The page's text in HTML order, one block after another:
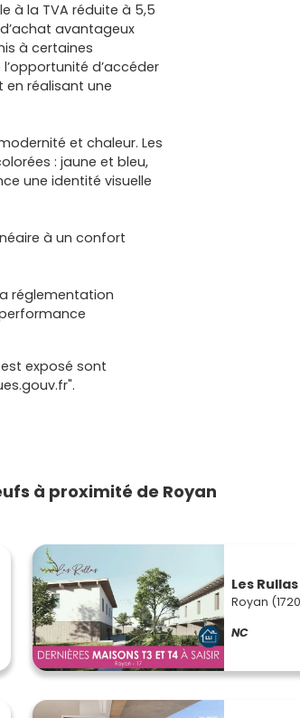
à la TVA réduite à 5,5
avantageux
à certaines
d’accéder
en réalisant une
et chaleur. Les
: jaune et bleu,
une identité visuelle
à un confort
réglementation
exposé sont
à proximité de Royan
Les Rullas
Royan
NC